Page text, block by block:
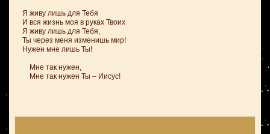
Я живу лишь для Тебя
И вся жизнь моя в руках Твоих
Я живу лишь для Тебя,
Ты через меня изменишь мир!
Нужен мне лишь Ты!
Мне так нужен,
Мне так нужен Ты – Иисус!